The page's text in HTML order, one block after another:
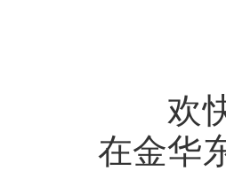
欢快
在金华